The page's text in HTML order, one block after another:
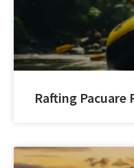
Rafting Pacuare